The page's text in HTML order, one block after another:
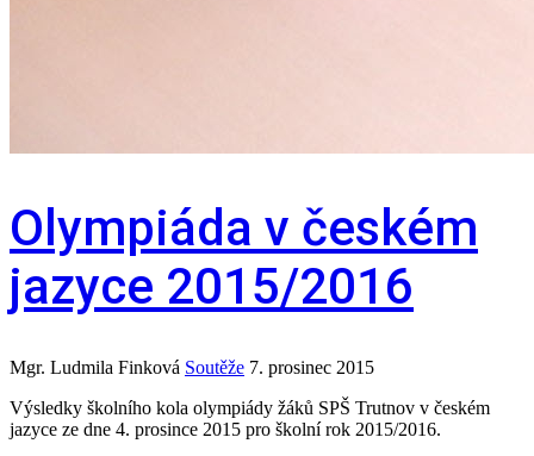
Olympiáda v českém
jazyce 2015/2016
Mgr. Ludmila Finková Soutěže 7. prosinec 2015
Výsledky školního kola olympiády žáků SPŠ Trutnov v českém
jazyce ze dne 4. prosince 2015 pro školní rok 2015/2016.